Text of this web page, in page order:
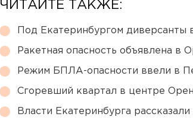
ЧИТАЙТЕ ТАКЖЕ:
Под Екатеринбургом диверсанты
Ракетная опасность объявлена в
Режим БПЛА-опасности ввели в
Сгоревший квартал в центре
Власти Екатеринбурга